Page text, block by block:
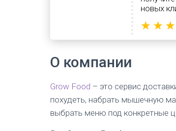
новых
О компании
Grow Food – это сервис
похудеть, набрать мышечную
выбрать меню под конкретные